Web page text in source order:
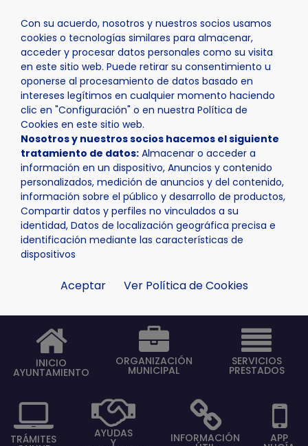
Con su acuerdo, nosotros y nuestros socios usamos
cookies o tecnologías similares para almacenar,
acceder y procesar datos personales como su visita
en este sitio web. Puede retirar su consentimiento u
oponerse al procesamiento de datos basado en
intereses legítimos en cualquier momento haciendo
clic en "Configuración" o en nuestra Política de
Cookies en este sitio web.
Nosotros y nuestros socios hacemos el siguiente
tratamiento de datos: Almacenar o acceder a
información en un dispositivo, Anuncios y contenido
personalizados, medición de anuncios y del contenido,
información sobre el público y desarrollo de productos,
Compartir datos y perfiles no vinculados a su
identidad, Datos de localización geográfica precisa e
identificación mediante las características de
dispositivos
Aceptar Ver Política de Cookies
Inicio Ayuntamiento Trámites
Trámites
INICIO
AYUNTAMIENTO
ORGANIZACIÓN
MUNICIPAL
SERVICIOS
PRESTADOS
TRÁMITES AYUDAS
Y INFORMACIÓN APP